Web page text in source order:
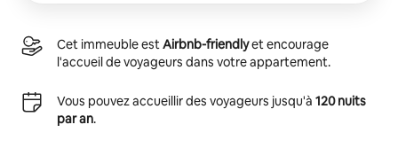
Cet immeuble estAirbnb-friendlyet encourage
l'accueil de voyageurs dans votre appartement.
Vous pouvez accueillir des voyageurs jusqu'à 120 nuits
par an.